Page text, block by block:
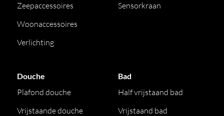
Zeepaccessoires
Woonaccessoires
Verlichting
Sensorkraan
Douche
Plafond douche
Vrijstaande douche
Bad
Half vrijstaand bad
Vrijstaand bad